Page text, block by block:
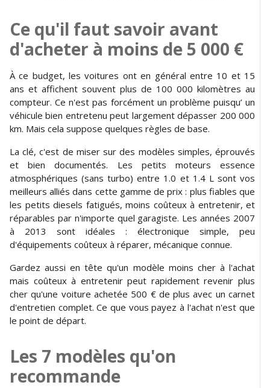
Ce qu'il faut savoir avant
d'acheter à moins de 5 000 €
À ce budget, les voitures ont en général entre 10 et 15
ans et affichent souvent plus de 100 000 kilomètres au
compteur. Ce n'est pas forcément un problème puisqu’ un
véhicule bien entretenu peut largement dépasser 200 000
km. Mais cela suppose quelques règles de base.
La clé, c'est de miser sur des modèles simples, éprouvés
et bien documentés. Les petits moteurs essence
atmosphériques (sans turbo) entre 1.0 et 1.4 L sont vos
meilleurs alliés dans cette gamme de prix : plus fiables que
les petits diesels fatigués, moins coûteux à entretenir, et
réparables par n'importe quel garagiste. Les années 2007
à 2013 sont idéales : électronique simple, peu
d'équipements coûteux à réparer, mécanique connue.
Gardez aussi en tête qu'un modèle moins cher à l'achat
mais coûteux à entretenir peut rapidement revenir plus
cher qu'une voiture achetée 500 € de plus avec un carnet
d'entretien complet. Ce que vous payez à l'achat n'est que
le point de départ.
Les 7 modèles qu'on
recommande